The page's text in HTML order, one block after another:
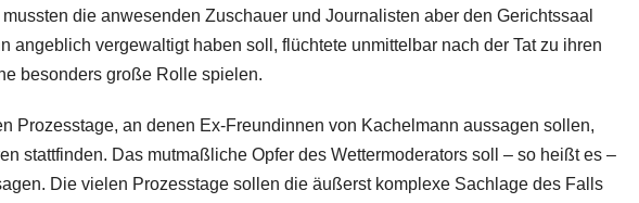
die anwesenden Zuschauer und Journalisten aber den Gerichtssaal
angeblich vergewaltigt haben soll, flüchtete unmittelbar nach der Tat zu ihren
besonders große Rolle spielen.
Prozesstage, an denen Ex-Freundinnen von Kachelmann aussagen sollen,
stattfinden. Das mutmaßliche Opfer des Wettermoderators soll – so heißt es –
Die vielen Prozesstage sollen die äußerst komplexe Sachlage des Falls